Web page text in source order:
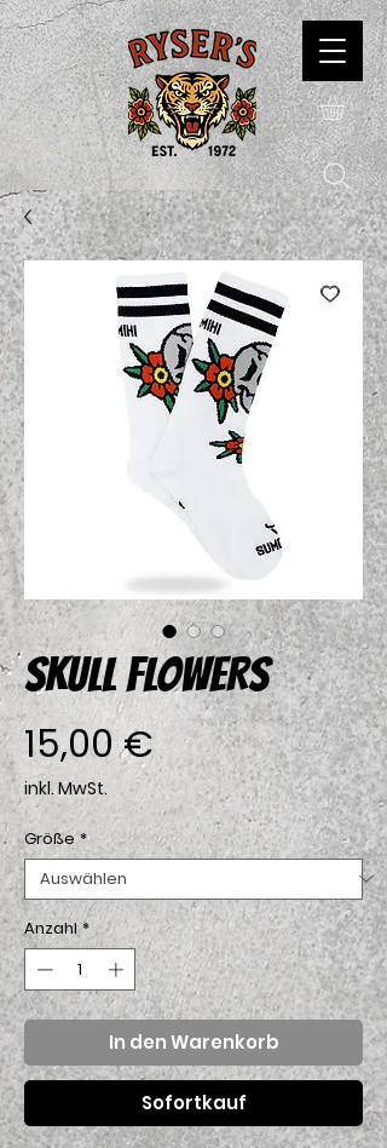
SKULL FLOWERS
15,00 €Preis
inkl. MwSt.
Größe *
Anzahl *
In den Warenkorb
Sofortkauf